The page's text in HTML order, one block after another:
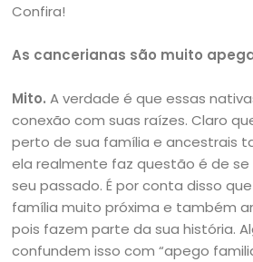
Confira!
As cancerianas são muito
Mito.A verdade é que essas
conexão com suas raízes. Claro
perto de sua família e ancestrais
ela realmente faz questão é de
seu passado. É por conta disso
família muito próxima e também
pois fazem parte da sua história.
confundem isso com “apego